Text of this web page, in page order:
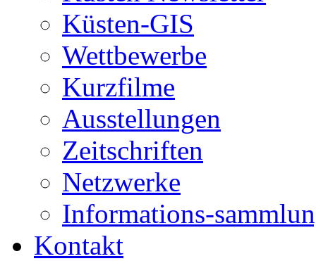
Küsten-GIS
Wettbewerbe
Kurzfilme
Ausstellungen
Zeitschriften
Netzwerke
Informations-
Kontakt